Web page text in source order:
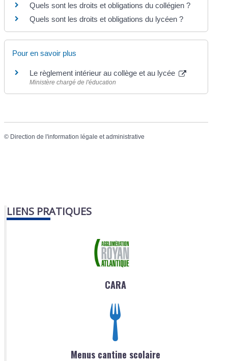
Quels sont les droits et obligations du collégien ?
Quels sont les droits et obligations du lycéen ?
Pour en savoir plus
Le règlement intérieur au collège et au lycée
Ministère chargé de l'éducation
© Direction de l'information légale et administrative
LIENS PRATIQUES
CARA
Menus cantine scolaire